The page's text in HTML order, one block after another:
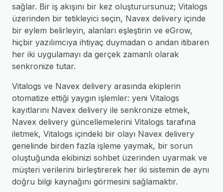
sağlar. Bir iş akışını bir kez oluşturursunuz; Vitalogs
üzerinden bir tetikleyici seçin, Navex delivery içinde
bir eylem belirleyin, alanları eşleştirin ve eGrow,
hiçbir yazılımcıya ihtiyaç duymadan o andan itibaren
her iki uygulamayı da gerçek zamanlı olarak
senkronize tutar.
Vitalogs ve Navex delivery arasında ekiplerin
otomatize ettiği yaygın işlemler: yeni Vitalogs
kayıtlarını Navex delivery ile senkronize etmek,
Navex delivery güncellemelerini Vitalogs tarafına
iletmek, Vitalogs içindeki bir olayı Navex delivery
genelinde birden fazla işleme yaymak, bir sorun
oluştuğunda ekibinizi sohbet üzerinden uyarmak ve
müşteri verilerini birleştirerek her iki sistemin de aynı
doğru bilgi kaynağını görmesini sağlamaktır.